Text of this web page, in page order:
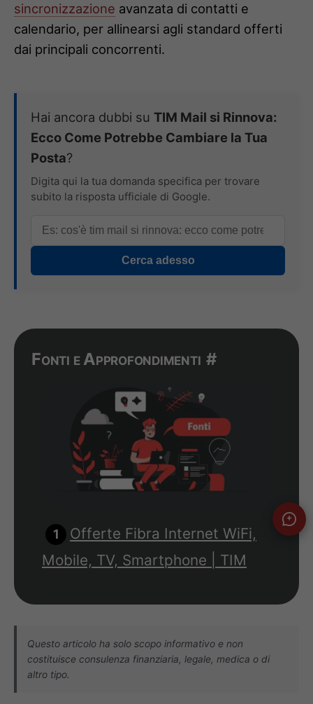
sincronizzazione avanzata di contatti e
calendario, per allinearsi agli standard offerti
dai principali concorrenti.
Hai ancora dubbi su TIM Mail si Rinnova:
Ecco Come Potrebbe Cambiare la Tua
Posta?
Digita qui la tua domanda specifica per trovare
subito la risposta ufficiale di Google.
Cerca adesso
Fonti e Approfondimenti #
Offerte Fibra Internet WiFi,
Mobile, TV, Smartphone | TIM
Questo articolo ha solo scopo informativo e non
costituisce consulenza finanziaria, legale, medica o di
altro tipo.